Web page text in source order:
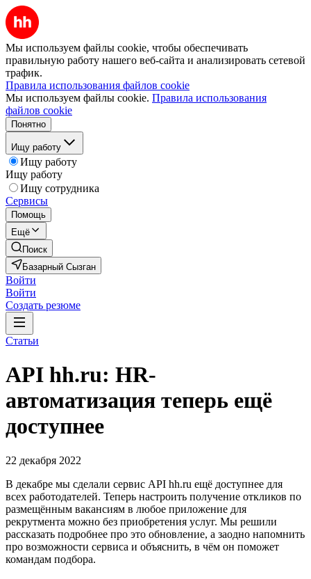
Мы используем файлы cookie, чтобы обеспечивать
правильную работу нашего веб-сайта и анализировать сетевой
трафик.
Правила использования файлов cookie
Мы используем файлы cookie. Правила использования
файлов cookie
Понятно
Ищу работу
Ищу работу
Ищу работу
Ищу сотрудника
Сервисы
Помощь
Ещё
Поиск
Базарный Сызган
Войти
Войти
Создать резюме
Статьи
API hh.ru: HR-
автоматизация теперь ещё
доступнее
22 декабря 2022
В декабре мы сделали сервис API hh.ru ещё доступнее для
всех работодателей. Теперь настроить получение откликов по
размещённым вакансиям в любое приложение для
рекрутмента можно без приобретения услуг. Мы решили
рассказать подробнее про это обновление, а заодно напомнить
про возможности сервиса и объяснить, в чём он поможет
командам подбора.